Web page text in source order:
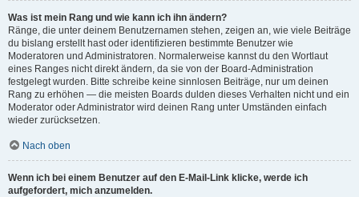
Was ist mein Rang und wie kann ich ihn ändern?
Ränge, die unter deinem Benutzernamen stehen, zeigen an, wie viele Beiträge
du bislang erstellt hast oder identifizieren bestimmte Benutzer wie
Moderatoren und Administratoren. Normalerweise kannst du den Wortlaut
eines Ranges nicht direkt ändern, da sie von der Board-Administration
festgelegt wurden. Bitte schreibe keine sinnlosen Beiträge, nur um deinen
Rang zu erhöhen — die meisten Boards dulden dieses Verhalten nicht und ein
Moderator oder Administrator wird deinen Rang unter Umständen einfach
wieder zurücksetzen.
Nach oben
Wenn ich bei einem Benutzer auf den E-Mail-Link klicke, werde ich
aufgefordert, mich anzumelden.